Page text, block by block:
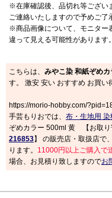
※在庫確認後、品切れ等ござい
ご連絡いたしますので予めご了
※商品画像について、モニター
違って見える可能性があります。
こちらは、 みやこ染 和紙ぞめ
す。 激安 安い おすすめ お買い
https://morio-hobby.com/
手芸もりおでは、 布・生地用
ぞめカラー 500ml 黄 【お取
216853】 の販売店・取扱店で
ります。 11000円以上ご購入で
場合、お見積り致しますのでお